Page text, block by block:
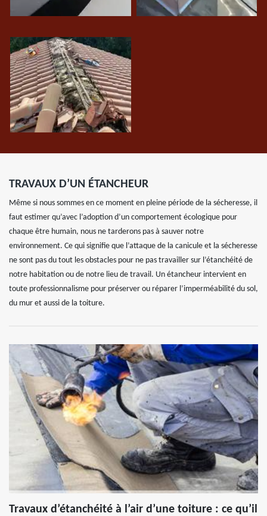
TRAVAUX D’UN ÉTANCHEUR
Même si nous sommes en ce moment en pleine période de la sécheresse, il
faut estimer qu’avec l’adoption d’un comportement écologique pour
chaque être humain, nous ne tarderons pas à sauver notre
environnement. Ce qui signifie que l’attaque de la canicule et la sécheresse
ne sont pas du tout les obstacles pour ne pas travailler sur l’étanchéité de
notre habitation ou de notre lieu de travail. Un étancheur intervient en
toute professionnalisme pour préserver ou réparer l’imperméabilité du sol,
du mur et aussi de la toiture.
Travaux d’étanchéité à l’air d’une toiture : ce qu’il